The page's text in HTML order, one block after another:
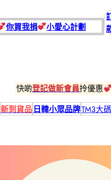
你買我捐 小愛心計劃
快啲登記做新會員拎優惠
新到貨品 日韓小眾品牌TM3大